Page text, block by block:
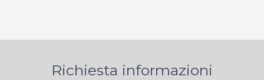
Richiesta informazioni